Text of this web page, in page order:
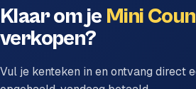
Klaar om je Mini
verkopen?
Vul je kenteken in en ontvang direct